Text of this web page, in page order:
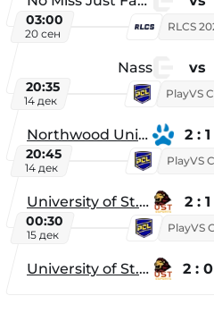
03:00
20 сен
Nass vs
20:35
14 дек
Northwood University 2 : 1
20:45
14 дек
University of St. Thomas 2 : 1
00:30
15 дек
University of St. Thomas 2 : 0